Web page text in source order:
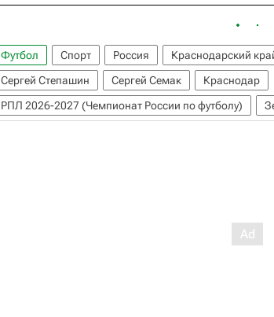
Футбол Спорт Россия Краснодарский
Сергей Степашин
Сергей Семак
Краснодар
РПЛ 2026-2027 (Чемпионат России по футболу)